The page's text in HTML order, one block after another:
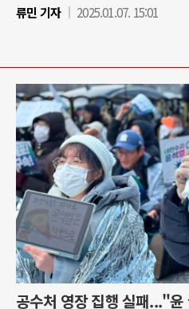
류민 기자
2025.01.07. 15:01
공수처 영장 집행 실패..."